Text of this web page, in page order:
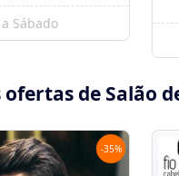
Sábado
de Salão
-35%